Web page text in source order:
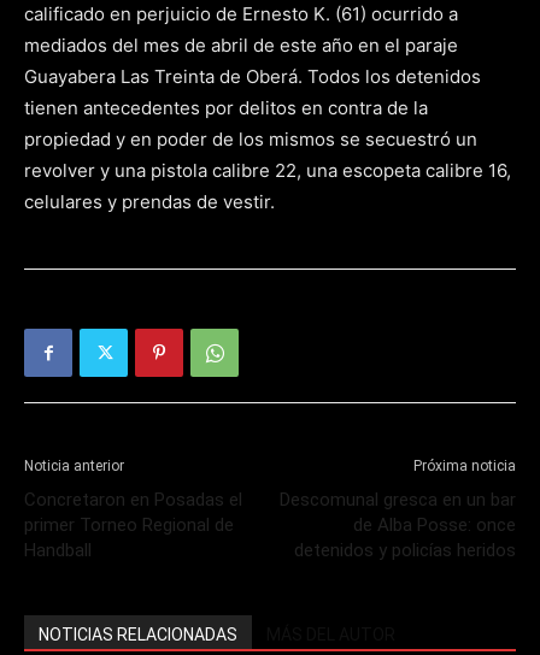
calificado en perjuicio de Ernesto K. (61) ocurrido a
mediados del mes de abril de este año en el paraje
Guayabera Las Treinta de Oberá. Todos los detenidos
tienen antecedentes por delitos en contra de la
propiedad y en poder de los mismos se secuestró un
revolver y una pistola calibre 22, una escopeta calibre 16,
celulares y prendas de vestir.
Noticia anterior
Concretaron en Posadas el
primer Torneo Regional de
Handball
Próxima noticia
Descomunal gresca en un bar
de Alba Posse: once
detenidos y policías heridos
NOTICIAS RELACIONADAS